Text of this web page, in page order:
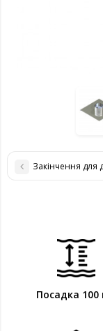
Закінчення
Посадка